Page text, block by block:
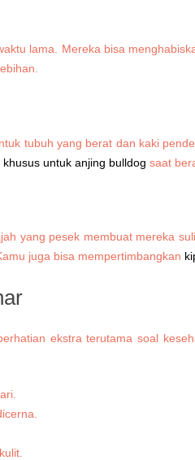
lama. Mereka bisa
tubuh yang berat dan kaki
khusus untuk anjing bulldog saat
yang pesek membuat mereka
juga bisa mempertimbangkan
ekstra terutama soal